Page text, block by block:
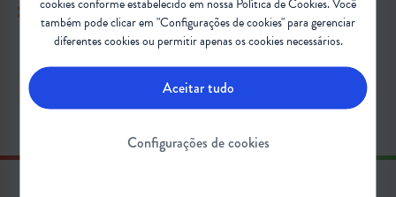
também pode clicar em "Configurações de cookies" para gerenciar
diferentes cookies ou permitir apenas os cookies necessários.
Aceitar tudo
Configurações de cookies
SINTOMAS DA AME
Conheça os subtipos da Atrofia Muscular Espinhal e quais os sintomas
clínicos